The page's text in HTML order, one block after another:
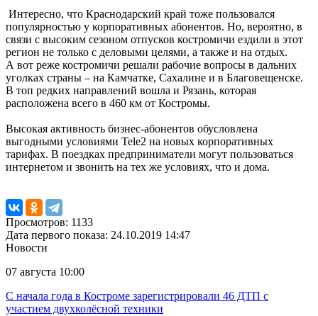
Интересно, что Краснодарский край тоже пользовался
популярностью у корпоративных абонентов. Но, вероятно, в
связи с высоким сезоном отпусков костромичи ездили в этот
регион не только с деловыми целями, а также и на отдых.
А вот реже костромичи решали рабочие вопросы в дальних
уголках страны – на Камчатке, Сахалине и в Благовещенске.
В топ редких направлений вошла и Рязань, которая
расположена всего в 460 км от Костромы.
Высокая активность бизнес-абонентов обусловлена
выгодными условиями Tele2 на новых корпоративных
тарифах. В поездках предприниматели могут пользоваться
интернетом и звонить на тех же условиях, что и дома.
Просмотров: 1133
Дата первого показа: 24.10.2019 14:47
Новости
07 августа 10:00
С начала года в Костроме зарегистрировали 46 ДТП с
участием двухколёсной техники